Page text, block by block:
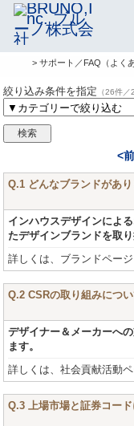
> サポート／FAQ（よく
絞り込み条件を指定 （26件／
<
Q.1 どんなブランドがあり
インハウスデザインによ
たデザインブランドを取り
詳しくは、ブランドページ
Q.2 CSRの取り組みにつ
デザイナー＆メーカーへ
ます。
詳しくは、社会貢献活動
Q.3 上場市場と証券コー